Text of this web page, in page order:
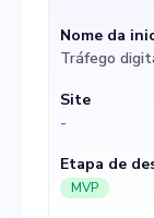
de
análise
Nome da
Tráfego
Site
-
Etapa de
MVP